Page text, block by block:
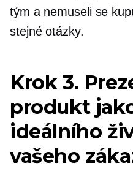
tým a nemuseli se
stejné otázky.
Krok 3.
produkt
ideálního
vašeho